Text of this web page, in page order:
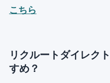
こちら
リクルートダイレク
すめ？